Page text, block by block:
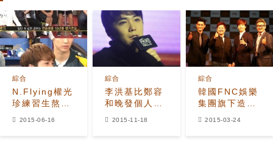
N.Flying權光
珍練習生熬10
綜合
2015-06-16
李洪基比鄭容
和晚發個人專
綜合
2015-11-18
韓國FNC娛樂
集團旗下造星
綜合
2015-03-24